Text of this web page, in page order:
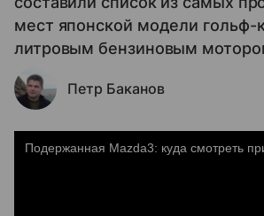
мест японской модели гольф-
литровым бензиновым
Петр Баканов